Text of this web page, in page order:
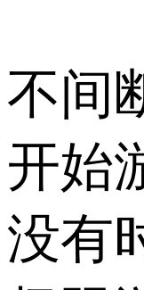
不间
开始
没有